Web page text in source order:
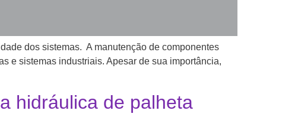
dos sistemas. A manutenção de componentes
e sistemas industriais. Apesar de sua importância,
hidráulica de palheta